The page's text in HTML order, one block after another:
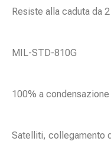
Resiste alla caduta da
MIL-STD-810G
100% a condensazione
Satelliti, collegamento